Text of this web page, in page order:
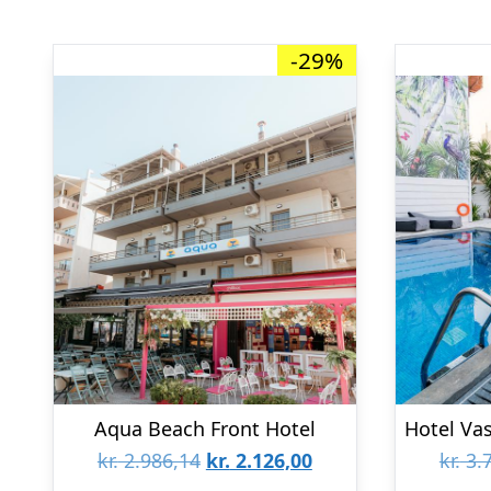
-29%
Aqua Beach Front Hotel
kr.2.986,14 Den
kr. 2.126,00Den
kr.